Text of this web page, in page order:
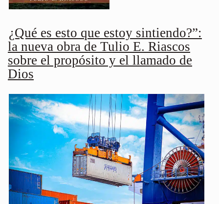
¿Qué es esto que estoy sintiendo?”:
la nueva obra de Tulio E. Riascos
sobre el propósito y el llamado de
Dios